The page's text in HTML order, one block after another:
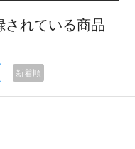
されている商品
新着順